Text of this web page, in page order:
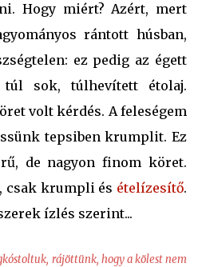
Hogy miért? Azért, mert
rántott húsban,
ez pedig az égett
sok, túlhevített étolaj.
volt kérdés. A feleségem
tepsiben krumplit. Ez
de nagyon finom köret.
csak krumpli és ételízesítő.
ízlés szerint...
rájöttünk, hogy a kölest nem